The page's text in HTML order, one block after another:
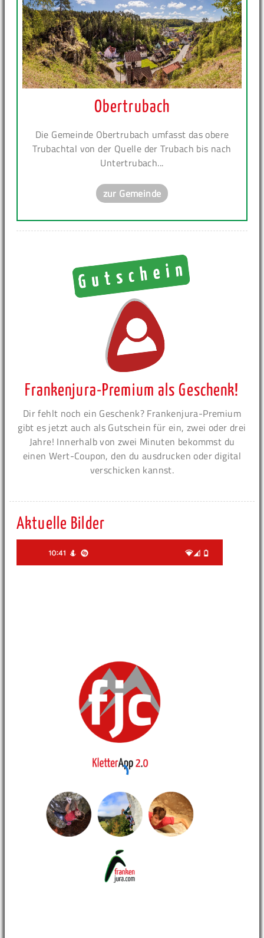
Obertrubach
Die Gemeinde Obertrubach umfasst das obere
Trubachtal von der Quelle der Trubach bis nach
Untertrubach...
zur Gemeinde
Frankenjura-Premium als Geschenk!
Dir fehlt noch ein Geschenk? Frankenjura-Premium
gibt es jetzt auch als Gutschein für ein, zwei oder drei
Jahre! Innerhalb von zwei Minuten bekommst du
einen Wert-Coupon, den du ausdrucken oder digital
verschicken kannst.
Aktuelle Bilder